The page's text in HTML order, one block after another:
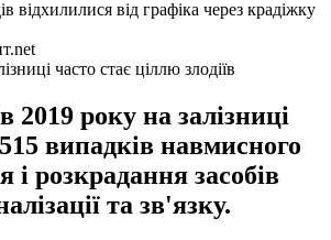
часто стає ціллю злодіїв
2019 року на залізниці
випадків навмисного
розкрадання засобів
та зв'язку.